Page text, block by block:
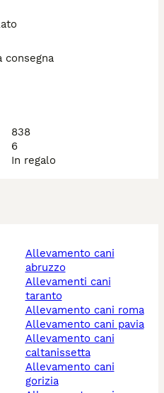
consegna
838
6
In regalo
allevamento cani
abruzzo
allevamenti cani
taranto
allevamento cani roma
allevamento cani pavia
allevamento cani
caltanissetta
allevamento cani
gorizia